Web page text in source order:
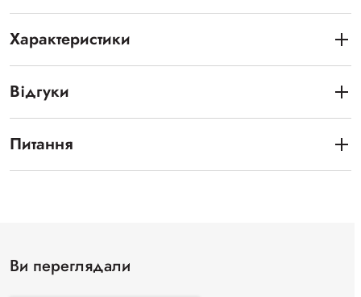
Характеристики
Відгуки
Питання
Ви переглядали